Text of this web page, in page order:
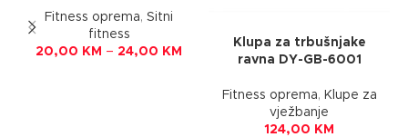
Fitness oprema, Sitni
fitness
20,00 KM – 24,00 KM
Klupa za trbušnjake
ravna DY-GB-6001
Fitness oprema, Klupe za
vježbanje
124,00 KM